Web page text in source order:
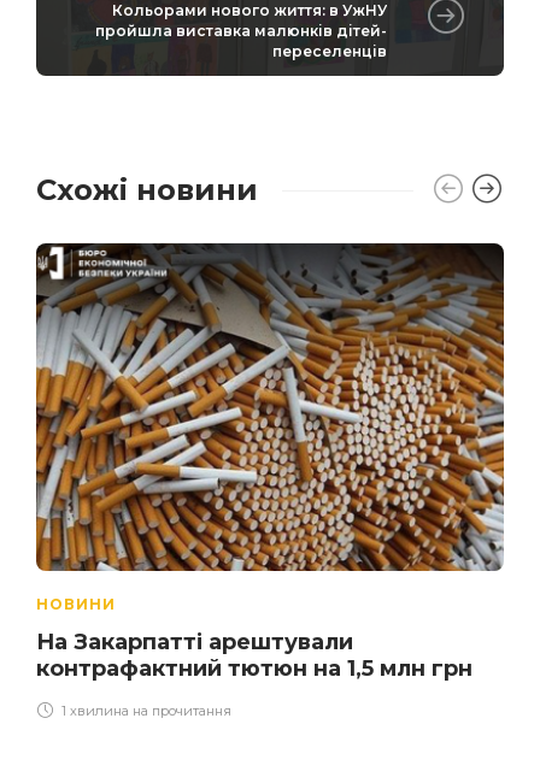
Кольорами нового життя: в УжНУ
пройшла виставка малюнків дітей-
переселенців
Схожі новини
НОВИНИ
На Закарпатті арештували
контрафактний тютюн на 1,5 млн грн
1 хвилина на прочитання